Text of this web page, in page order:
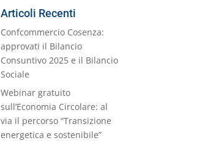
Categorie
Articoli Recenti
Confcommercio Cosenza:
approvati il Bilancio
Consuntivo 2025 e il Bilancio
Sociale
Webinar gratuito
sull’Economia Circolare: al
via il percorso “Transizione
energetica e sostenibile”